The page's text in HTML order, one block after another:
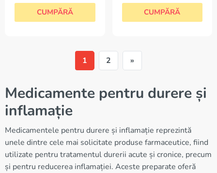
CUMPĂRĂ CUMPĂRĂ
1 2 »
Medicamente pentru durere și
inflamație
Medicamentele pentru durere și inflamație reprezintă
unele dintre cele mai solicitate produse farmaceutice, fiind
utilizate pentru tratamentul durerii acute și cronice, precum
și pentru reducerea inflamației. Aceste preparate oferă